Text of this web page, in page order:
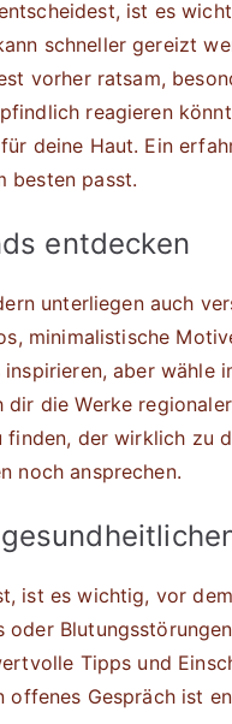
ist es
schneller gereizt
vorher ratsam,
reagieren
deine Haut. Ein
besten passt.
entdecken
unterliegen auch
minimalistische
aber wähle
die Werke
finden, der wirklich zu
noch ansprechen.
ist es wichtig, vor
oder
Tipps und
Gespräch ist